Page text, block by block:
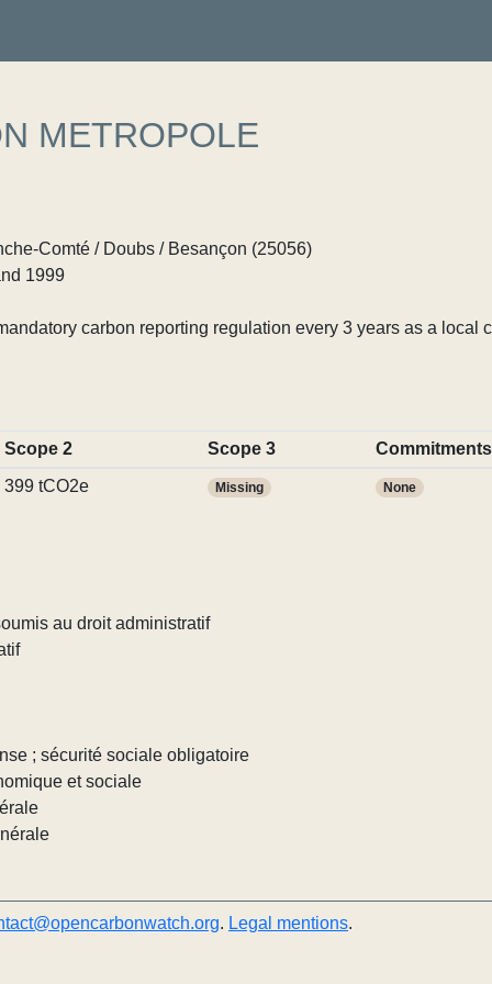
METROPOLE
Comté / Doubs / Besançon (25056)
1999
carbon reporting regulation every 3 years as a local
Scope 2 Scope 3
Commitments
399 tCO2e
Missing None
au droit administratif
; sécurité sociale obligatoire
et sociale
. Legal mentions.